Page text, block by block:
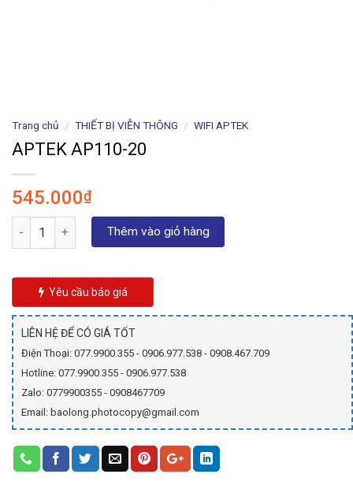
Trang chủ / THIẾT BỊ VIỄN THÔNG / WIFI APTEK
APTEK AP110-20
545.000₫
Số lượng Thêm vào giỏ hàng
Yêu cầu báo giá
LIÊN HỆ ĐỂ CÓ GIÁ TỐT
Điện Thoại: 077.9900.355 - 0906.977.538 - 0908.467.709
Hotline: 077.9900.355 - 0906.977.538
Zalo: 0779900355 - 0908467709
Email: baolong.photocopy@gmail.com